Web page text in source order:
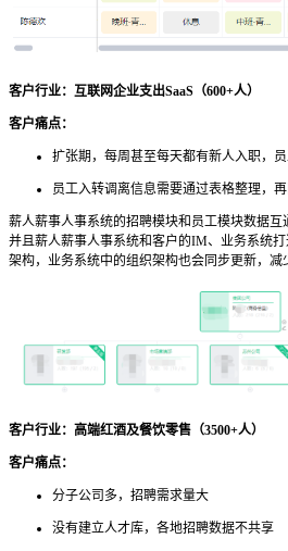
客户行业：互联网企业支出SaaS（600+人）
客户痛点：
扩张期，每周甚至每天都有新人入职，
员工入转调离信息需要通过表格整理，
薪人薪事人事系统的招聘模块和员工模块数据互
并且薪人薪事人事系统和客户的IM、业务系统
架构，业务系统中的组织架构也会同步更新，减
客户行业：高端红酒及餐饮零售（3500+人）
客户痛点：
分子公司多，招聘需求量大
没有建立人才库，各地招聘数据不共享